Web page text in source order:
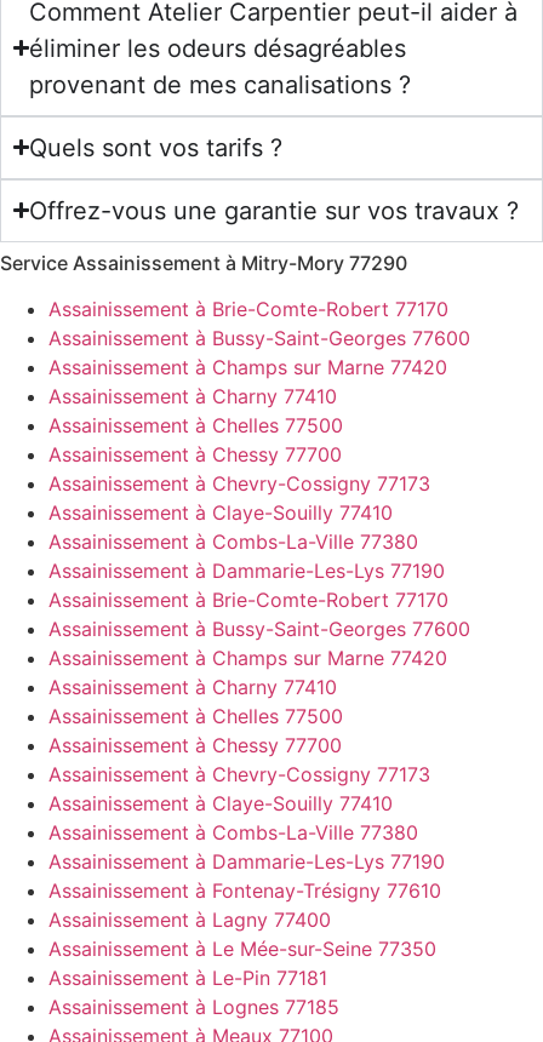
Comment Atelier Carpentier peut-il aider à
éliminer les odeurs désagréables
provenant de mes canalisations ?
Quels sont vos tarifs ?
Offrez-vous une garantie sur vos travaux ?
Service Assainissement à Mitry-Mory 77290
Assainissement à Brie-Comte-Robert 77170
Assainissement à Bussy-Saint-Georges 77600
Assainissement à Champs sur Marne 77420
Assainissement à Charny 77410
Assainissement à Chelles 77500
Assainissement à Chessy 77700
Assainissement à Chevry-Cossigny 77173
Assainissement à Claye-Souilly 77410
Assainissement à Combs-La-Ville 77380
Assainissement à Dammarie-Les-Lys 77190
Assainissement à Brie-Comte-Robert 77170
Assainissement à Bussy-Saint-Georges 77600
Assainissement à Champs sur Marne 77420
Assainissement à Charny 77410
Assainissement à Chelles 77500
Assainissement à Chessy 77700
Assainissement à Chevry-Cossigny 77173
Assainissement à Claye-Souilly 77410
Assainissement à Combs-La-Ville 77380
Assainissement à Dammarie-Les-Lys 77190
Assainissement à Fontenay-Trésigny 77610
Assainissement à Lagny 77400
Assainissement à Le Mée-sur-Seine 77350
Assainissement à Le-Pin 77181
Assainissement à Lognes 77185
Assainissement à Meaux 77100